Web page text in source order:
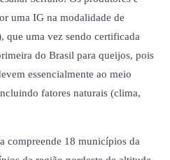
uma IG na modalidade de
que uma vez sendo certificada
do Brasil para queijos, pois
essencialmente ao meio
fatores naturais (clima,
compreende 18 municípios da